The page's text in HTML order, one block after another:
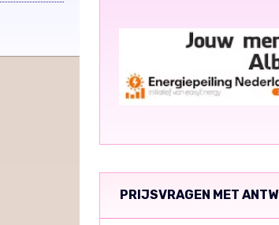
PRIJSVRAGEN MET